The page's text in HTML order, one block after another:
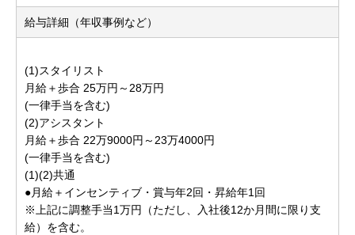
給与詳細（年収事例など）
(1)スタイリスト
月給＋歩合 25万円～28万円
(一律手当を含む)
(2)アシスタント
月給＋歩合 22万9000円～23万4000円
(一律手当を含む)
(1)(2)共通
●月給＋インセンティブ・賞与年2回・昇給年1回
※上記に調整手当1万円（ただし、入社後12か月間に限り支
給）を含む。